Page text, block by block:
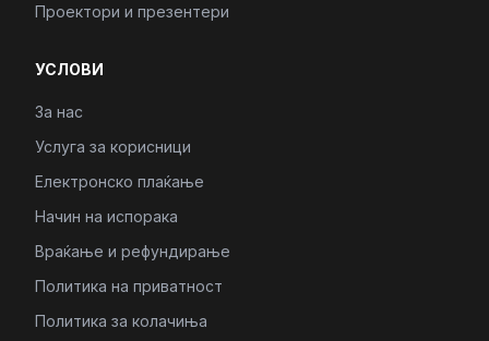
Проектори и презентери
УСЛОВИ
За нас
Услуга за корисници
Електронско плаќање
Начин на испорака
Враќање и рефундирање
Политика на приватност
Политика за колачиња